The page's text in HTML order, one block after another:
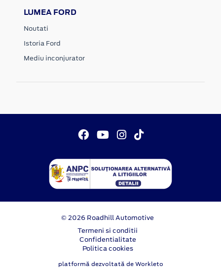
LUMEA FORD
Noutati
Istoria Ford
Mediu inconjurator
© 2026 Roadhill Automotive
Termeni si conditii
Confidentialitate
Politica cookies
platformă dezvoltată de Workleto